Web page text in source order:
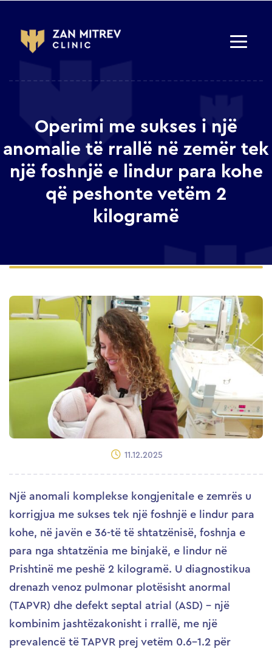
Operimi me sukses i një
anomalie të rrallë në zemër tek
një foshnjë e lindur para kohe
që peshonte vetëm 2
kilogramë
11.12.2025
Një anomali komplekse kongjenitale e zemrës u
korrigjua me sukses tek një foshnjë e lindur para
kohe, në javën e 36-të të shtatzënisë, foshnja e
para nga shtatzënia me binjakë, e lindur në
Prishtinë me peshë 2 kilogramë. U diagnostikua
drenazh venoz pulmonar plotësisht anormal
(TAPVR) dhe defekt septal atrial (ASD) – një
kombinim jashtëzakonisht i rrallë, me një
prevalencë të TAPVR prej vetëm 0.6–1.2 për